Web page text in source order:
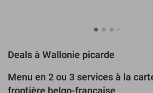
Deals à Wallonie picarde
Menu en 2 ou 3 services à la
frontière belgo-française